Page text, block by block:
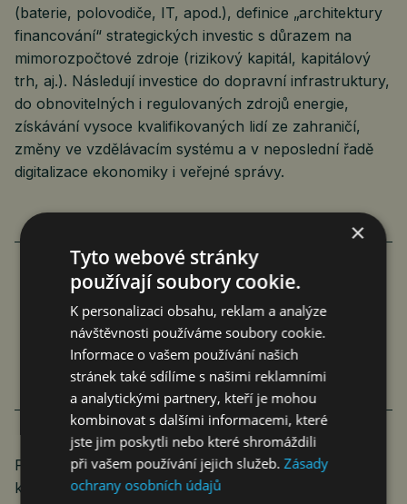
(baterie, polovodiče, IT, apod.), definice „architektury
financování“ strategických investic s důrazem na
mimorozpočtové zdroje (rizikový kapitál, kapitálový
trh, aj.). Následují investice do dopravní infrastruktury,
do obnovitelných i regulovaných zdrojů energie,
získávání vysoce kvalifikovaných lidí ze zahraničí,
změny ve vzdělávacím systému a v neposlední řadě
digitalizace ekonomiky i veřejné správy.
DVA ROKY STAGNACE, PAK SE BUDE
LÁMAT CHLEBA
Komentáře
Podobně se HK a SpD spojily s Českomoravskou
konfederací odborových svazů (ČMKOS) a vyzvali
×
Tyto webové stránky
používají soubory cookie.
K personalizaci obsahu, reklam a analýze
návštěvnosti používáme soubory cookie.
Informace o vašem používání našich
stránek také sdílíme s našimi reklamními
a analytickými partnery, kteří je mohou
kombinovat s dalšími informacemi, které
jste jim poskytli nebo které shromáždili
při vašem používání jejich služeb.Zásady
ochrany osobních údajů